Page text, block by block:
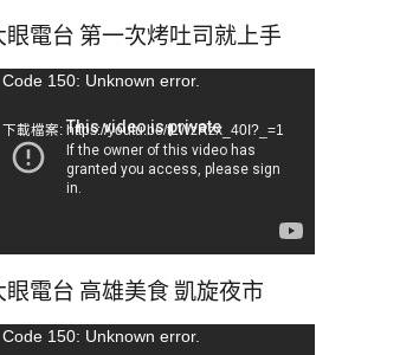
眼電台 第一次烤吐司就上手
Code 150: Unknown error.
下載檔案: https://youtu.be/tLWzRzx_40I?_=1
眼電台 高雄美食 凱旋夜市
Code 150: Unknown error.